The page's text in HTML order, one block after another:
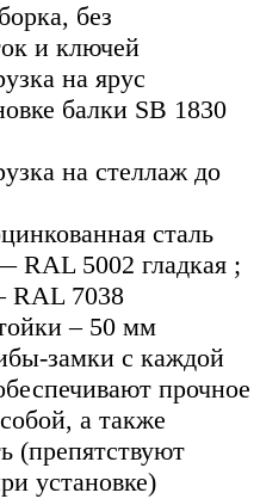
без
и ключей
на ярус
балки SB 1830
на стеллаж до
сталь
RAL 5002 гладкая ;
RAL 7038
– 50 мм
замки с каждой
прочное
а также
(препятствуют
установке)